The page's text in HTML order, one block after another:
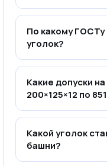
По какому
уголок?
Какие допуски
200×125×12 по
Какой уголок
башни?